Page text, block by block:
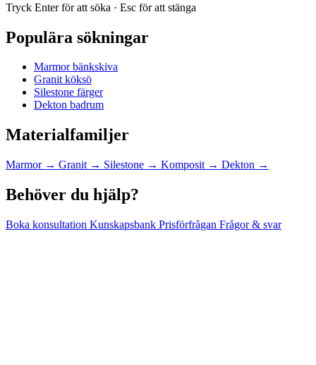
Tryck Enter för att söka · Esc för att stänga
Populära sökningar
Marmor bänkskiva
Granit köksö
Silestone färger
Dekton badrum
Materialfamiljer
Marmor → Granit → Silestone → Komposit → Dekton →
Behöver du hjälp?
Boka konsultation Kunskapsbank Prisförfrågan Frågor & svar